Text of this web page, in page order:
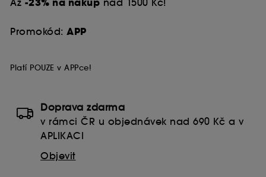
Až -23% na nákup nad 1500 Kč!
Promokód: APP
Platí POUZE v APPce!
Doprava zdarma
v rámci ČR u objednávek nad 690 Kč a v
APLIKACI
Objevit